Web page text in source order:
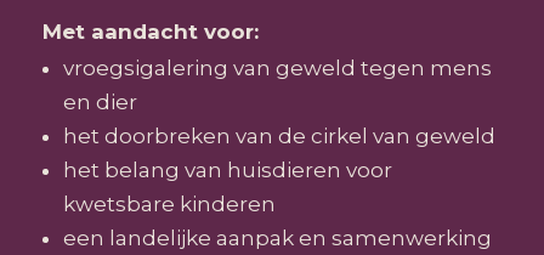
Met aandacht voor:
vroegsigalering van geweld tegen mens
en dier
het doorbreken van de cirkel van geweld
het belang van huisdieren voor
kwetsbare kinderen
een landelijke aanpak en samenwerking